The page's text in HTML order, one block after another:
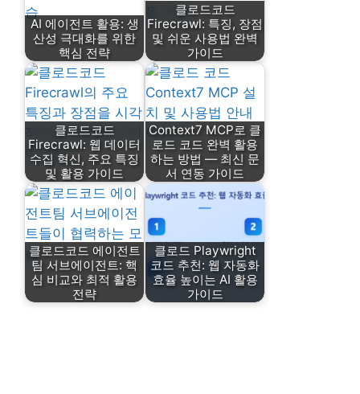
AI 에이전트 활용: 생
산성 극대화를 위한
핵심 전략
클로드코드
Firecrawl: 특징, 장점
및 쉬운 사용법 완벽
가이드
클로드코드
Firecrawl: 웹 데이터
수집 혁신, 주요 특징
및 활용 가이드
Context7 MCP로 클
로드 코드 완벽 활용
하는 방법 — 최신 문
서 연동 가이드
클로드코드 에이전트
팀 서브에이전트: 핵
심 비교와 최적 활용
전략
클로드 Playwright
코드 추천: 웹 자동화
효율 높이는 AI 활용
가이드